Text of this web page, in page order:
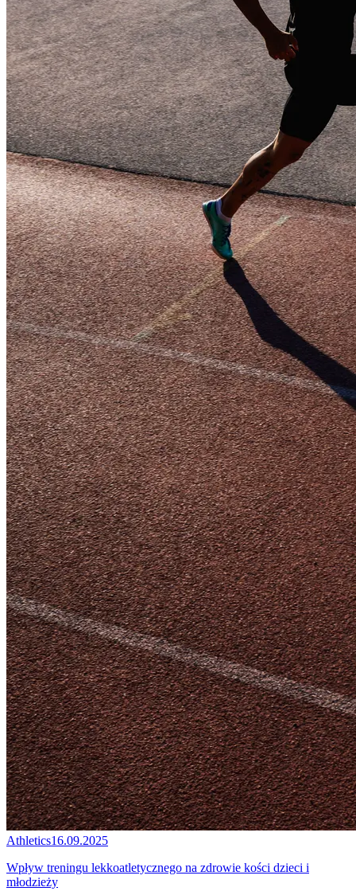
Athletics16.09.2025
Wpływ treningu lekkoatletycznego na zdrowie kości dzieci i
młodzieży